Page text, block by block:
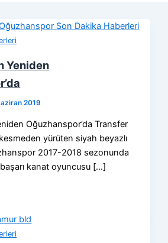
Yeniden
2019
Oğuzhanspor’da Transfer
kesmeden yürüten siyah beyazlı
2017-2018 sezonunda
kanat oyuncusu […]